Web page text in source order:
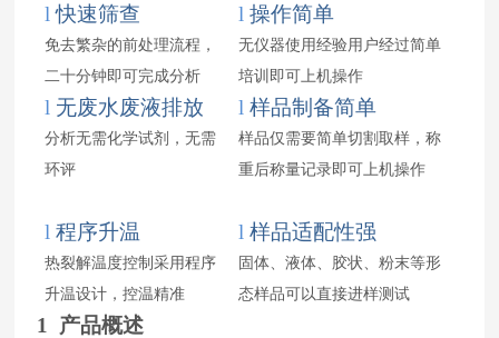
l快速筛查 l操作简单
免去繁杂的前处理流程，
二十分钟即可完成分析
无仪器使用经验用户经过简单
培训即可上机操作
l 无废水废液排放 l样品制备简单
分析无需化学试剂，无需
环评
样品仅需要简单切割取样，称
重后称量记录即可上机操作
l程序升温 l样品适配性强
热裂解温度控制采用程序
升温设计，控温精准
固体、液体、胶状、粉末等形
态样品可以直接进样测试
1 产品概述